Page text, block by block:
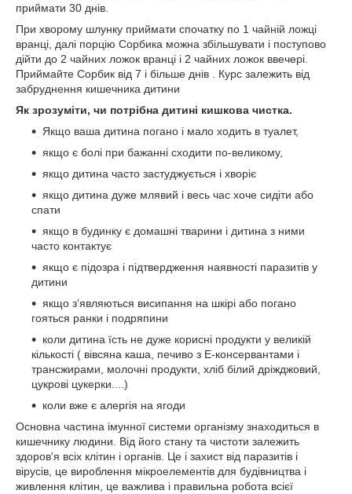
приймати 30 днів.
При хворому шлунку приймати спочатку по 1 чайній ложці
вранці, далі порцію Сорбика можна збільшувати і поступово
дійти до 2 чайних ложок вранці і 2 чайних ложок ввечері.
Приймайте Сорбик від 7 і більше днів . Курс залежить від
забруднення кишечника дитини
Як зрозуміти, чи потрібна дитині кишкова чистка.
Якщо ваша дитина погано і мало ходить в туалет,
якщо є болі при бажанні сходити по-великому,
якщо дитина часто застуджується і хворіє
якщо дитина дуже млявий і весь час хоче сидіти або
спати
якщо в будинку є домашні тварини і дитина з ними
часто контактує
якщо є підозра і підтвердження наявності паразитів у
дитини
якщо з'являються висипання на шкірі або погано
гояться ранки і подряпини
коли дитина їсть не дуже корисні продукти у великій
кількості ( вівсяна каша, печиво з Е-консервантами і
трансжирами, молочні продукти, хліб білий дріжджовий,
цукрові цукерки....)
коли вже є алергія на ягоди
Основна частина імунної системи організму знаходиться в
кишечнику людини. Від його стану та чистоти залежить
здоров'я всіх клітин і органів. Це і захист від паразитів і
вірусів, це вироблення мікроелементів для будівництва і
живлення клітин, це важлива і правильна робота всієї